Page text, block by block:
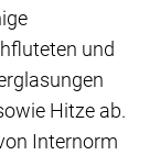
und
Hitze ab.
Internorm